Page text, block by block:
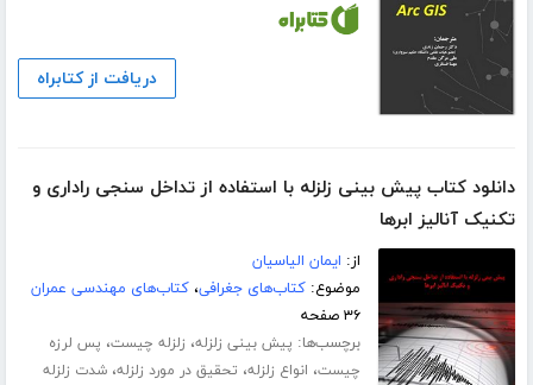
دریافت از کتابراه
دانلود کتاب پیش بینی زلزله با استفاده از تداخل سنجی راداری و
تکنیک آنالیز ابرها
از: ایمان الیاسیان
موضوع:کتاب‌های جغرافی،کتاب‌های مهندسی عمران
۳۶ صفحه
برچسب‌ها: پیش بینی زلزله، زلزله چیست، پس لرزه
چیست، انواع زلزله، تحقیق در مورد زلزله،شدت زلزله